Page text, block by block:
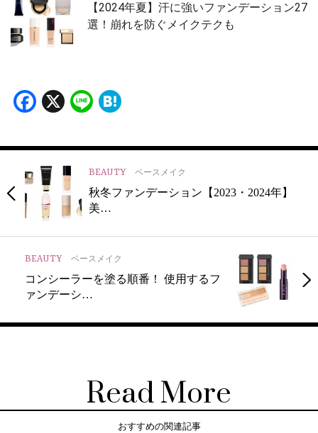
【2024年夏】汗に強いファンデーション27
選！崩れを防ぐメイクテクも
Facebook
X Line
BEAUTY ベースメイク
秋冬ファンデーション【2023・2024年】
美…
BEAUTY ベースメイク
コンシーラーを塗る順番！ 使用するフ
ァンデーシ…
Read More
おすすめの関連記事